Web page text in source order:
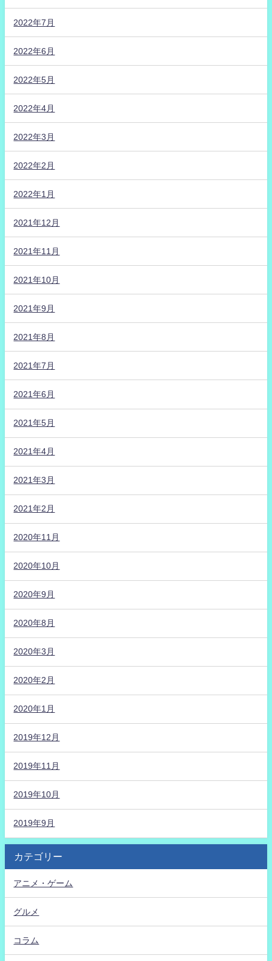
2022年7月
2022年6月
2022年5月
2022年4月
2022年3月
2022年2月
2022年1月
2021年12月
2021年11月
2021年10月
2021年9月
2021年8月
2021年7月
2021年6月
2021年5月
2021年4月
2021年3月
2021年2月
2020年11月
2020年10月
2020年9月
2020年8月
2020年3月
2020年2月
2020年1月
2019年12月
2019年11月
2019年10月
2019年9月
カテゴリー
アニメ・ゲーム
グルメ
コラム